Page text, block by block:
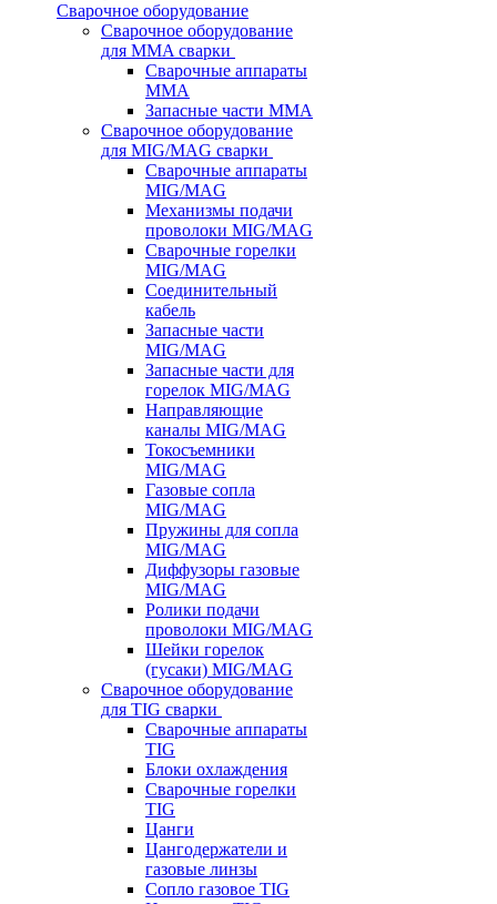
Сварочное оборудование
Сварочное оборудование
для MMA сварки
Сварочные аппараты
MMA
Запасные части MMA
Сварочное оборудование
для MIG/MAG сварки
Сварочные аппараты
MIG/MAG
Механизмы подачи
проволоки MIG/MAG
Сварочные горелки
MIG/MAG
Соединительный
кабель
Запасные части
MIG/MAG
Запасные части для
горелок MIG/MAG
Направляющие
каналы MIG/MAG
Токосъемники
MIG/MAG
Газовые сопла
MIG/MAG
Пружины для сопла
MIG/MAG
Диффузоры газовые
MIG/MAG
Ролики подачи
проволоки MIG/MAG
Шейки горелок
(гусаки) MIG/MAG
Сварочное оборудование
для TIG сварки
Сварочные аппараты
TIG
Блоки охлаждения
Сварочные горелки
TIG
Цанги
Цангодержатели и
газовые линзы
Сопло газовое TIG